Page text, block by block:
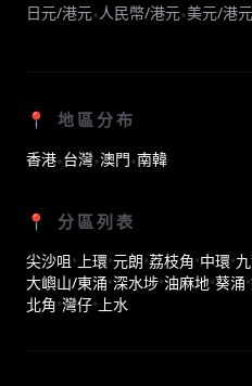
日元/港元•人民幣/港元•美元/港元
📍 地區分布
香港•台灣•澳門•南韓
📍 分區列表
尖沙咀• 上環•元朗•荔枝角•中環•
大嶼山/東涌•深水埗•油麻地•葵涌•
北角•灣仔• 上水